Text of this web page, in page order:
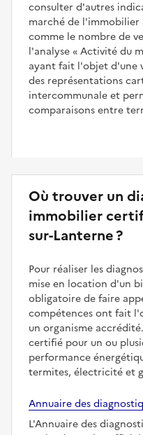
consulter d'autres
marché de l'immobilier
comme le nombre de
l'analyse
Activité du
ayant fait l'objet d'une
des représentations
intercommunale et
comparaisons entre
Où trouver un
immobilier
sur-Lanterne ?
Pour réaliser les
mise en location d'un
obligatoire de faire
compétences ont fait
un organisme
certifié pour un ou
performance
termites, électricité et
Annuaire des
L'Annuaire des